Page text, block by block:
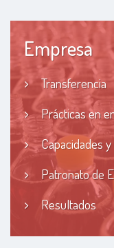
Empresa
Transferencia
Prácticas en
Capacidades
Patronato de
Resultados